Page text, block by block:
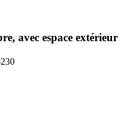
avec espace extérieur